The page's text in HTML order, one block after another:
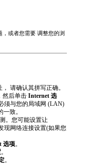
或者您需要 调整您的浏
请确认其拼写正确。
然后单击 Internet 选
须与您的局域网 (LAN)
致。
。您可能设置让
现网络连接设置(如果您
选项。
。
。